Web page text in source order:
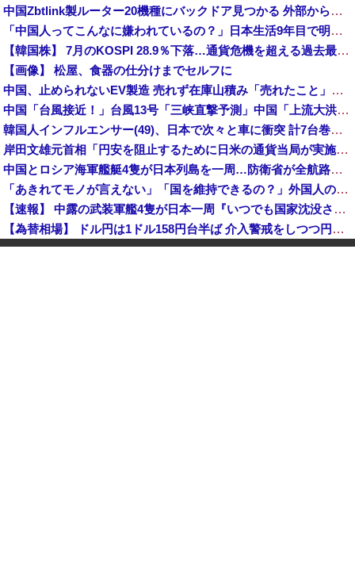
中国Zbtlink製ルーター20機種にバックドア見つかる 外部から完全制御のおそれ
「中国人ってこんなに嫌われているの？」日本生活9年目で明かす本心！
【韓国株】 7月のKOSPI 28.9％下落…通貨危機を超える過去最大の下げ幅
【画像】 松屋、食器の仕分けまでセルフに
中国、止められないEV製造 売れず在庫山積み「売れたこと」にして補助金を騙し取る事案を思いつきが横行
中国「台風接近！」台風13号「三峡直撃予測」中国「上流大洪水！（三峡上流」中国都市「8/5の映像（動画」三峡ダム「緊急放流（決壊危機」中国「下流大水害（震え声」→
韓国人インフルエンサー(49)、日本で次々と車に衝突 計7台巻き込み 八王子
岸田文雄元首相「円安を阻止するために日米の通貨当局が実施した為替介入は一時しのぎに過ぎない」
中国とロシア海軍艦艇4隻が日本列島を一周…防衛省が全航路を公開！
「あきれてモノが言えない」「国を維持できるの？」外国人の永住許可要件の厳格化で在日中国人の本音は？
【速報】 中露の武装軍艦4隻が日本一周『いつでも国家沈没させられるぞ』
【為替相場】 ドル円は1ドル158円台半ば 介入警戒をしつつ円売りが続行
ヨーロッパが中国製メガソーラーを締め出しｗｗｗ